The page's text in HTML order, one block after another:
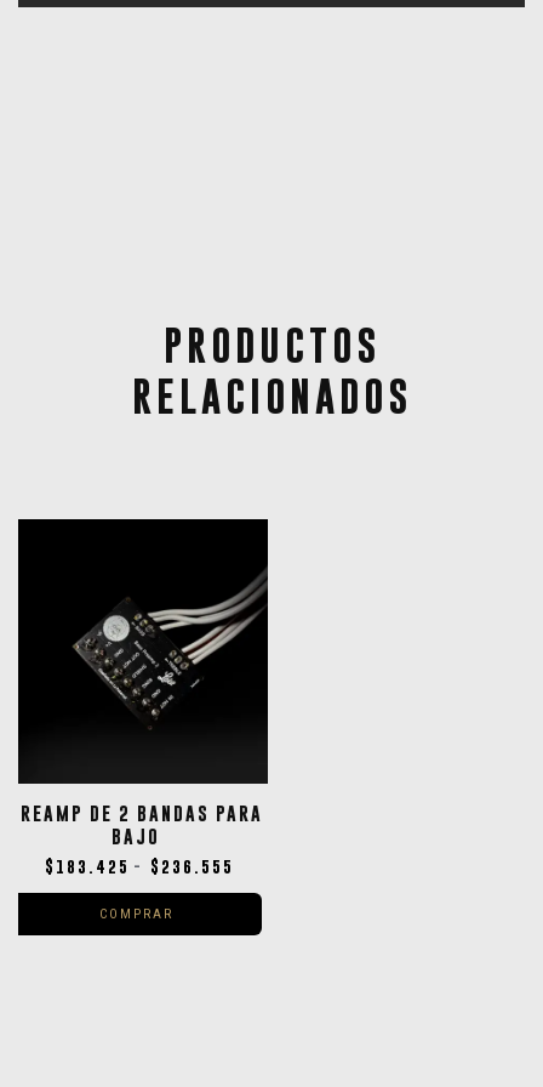
PRODUCTOS
RELACIONADOS
PREAMP DE 2 BANDAS PARA
BAJO
$ 183.425 - $ 236.555
COMPRAR